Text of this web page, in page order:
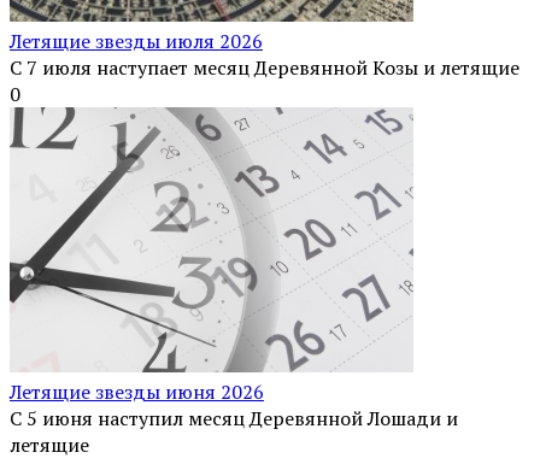
Летящие звезды июля 2026
С 7 июля наступает месяц Деревянной Козы и летящие
0
Летящие звезды июня 2026
С 5 июня наступил месяц Деревянной Лошади и
летящие